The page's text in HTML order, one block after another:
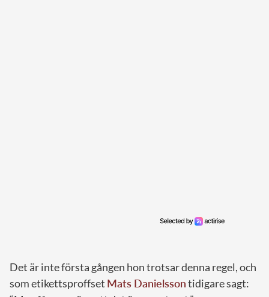
Det är inte första gången hon trotsar denna regel, och
som etikettsproffset Mats Danielssontidigare sagt: